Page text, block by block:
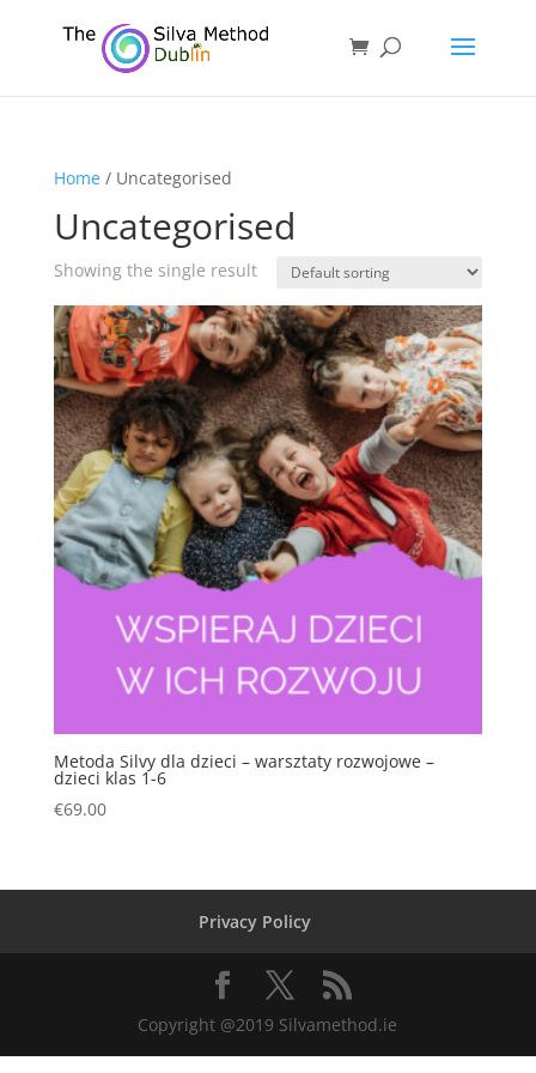
Home/ Uncategorised
Uncategorised
Showing the single result
Metoda Silvy dla dzieci – warsztaty rozwojowe –
dzieci klas 1-6
€69.00
Privacy Policy
Copyright @2019 Silvamethod.ie